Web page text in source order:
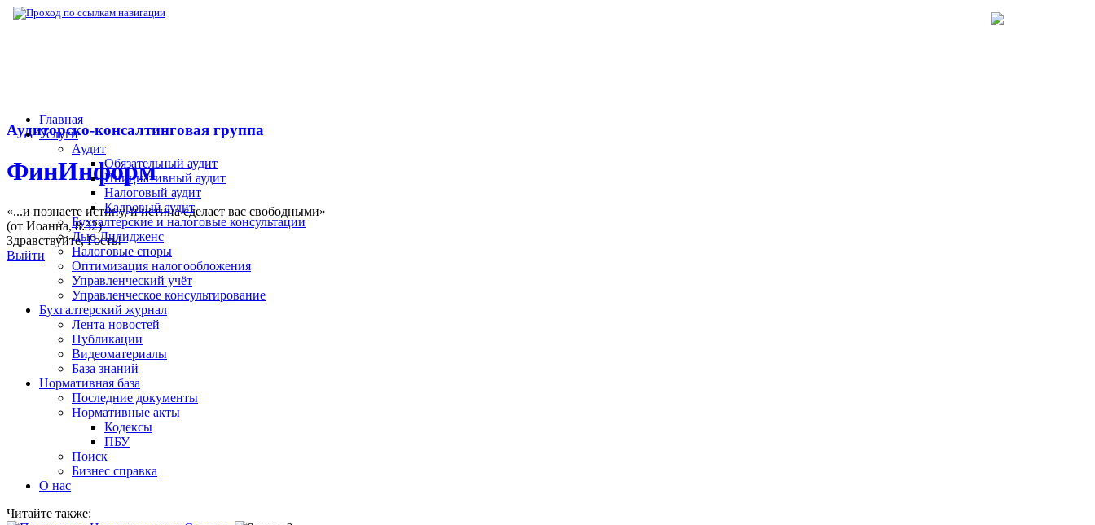
Аудиторско-консалтинговая группа
ФинИнформ
«...и познаете истину, и истина сделает вас свободными»
(от Иоанна, 8:32)
Здравствуйте,Гость!
Выйти
Главная
Услуги
Аудит
Обязательный аудит
Инициативный аудит
Налоговый аудит
Кадровый аудит
Бухгалтерские и налоговые консультации
Дью Дилидженс
Налоговые споры
Оптимизация налогообложения
Управленческий учёт
Управленческое консультирование
Бухгалтерский журнал
Лента новостей
Публикации
Видеоматериалы
База знаний
Нормативная база
Последние документы
Нормативные акты
Кодексы
ПБУ
Поиск
Бизнес справка
О нас
Читайте также: